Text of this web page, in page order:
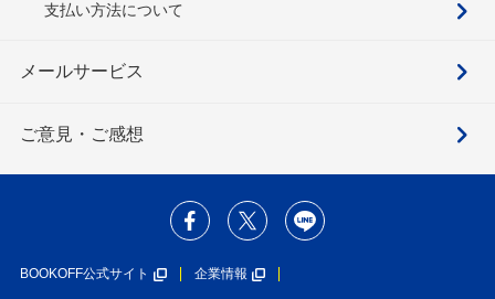
支払い方法について
メールサービス
ご意見・ご感想
BOOKOFF公式サイト 企業情報